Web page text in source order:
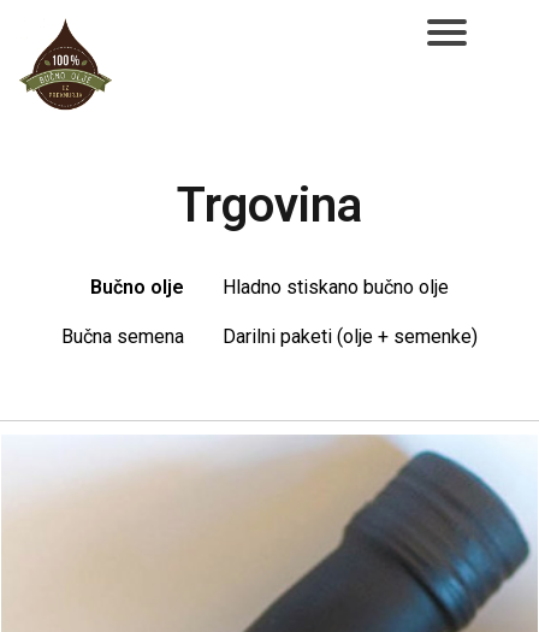
Trgovina
Bučno olje Hladno stiskano bučno olje
Bučna semena Darilni paketi (olje + semenke)